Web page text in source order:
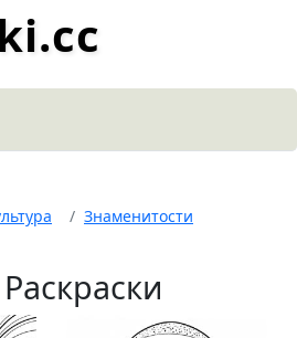
Знаменитости